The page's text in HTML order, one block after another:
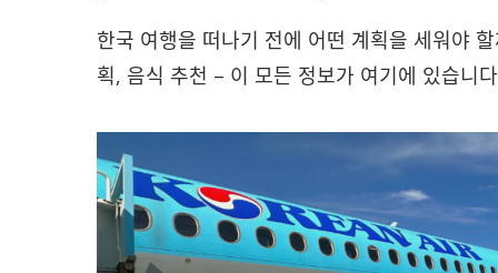
한국 여행을 떠나기 전에 어떤 계획을 세워야
획, 음식 추천 – 이 모든 정보가 여기에 있습니